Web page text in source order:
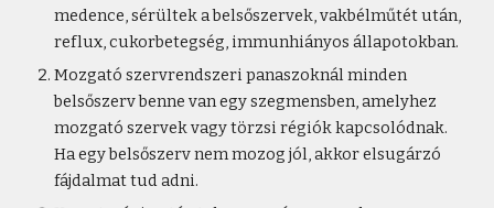
medence, sérültek a belsőszervek, vakbélműtét után,
reflux, cukorbetegség, immunhiányos állapotokban.
Mozgató szervrendszeri panaszoknál minden
belsőszerv benne van egy szegmensben, amelyhez
mozgató szervek vagy törzsi régiók kapcsolódnak.
Ha egy belsőszerv nem mozog jól, akkor elsugárzó
fájdalmat tud adni.